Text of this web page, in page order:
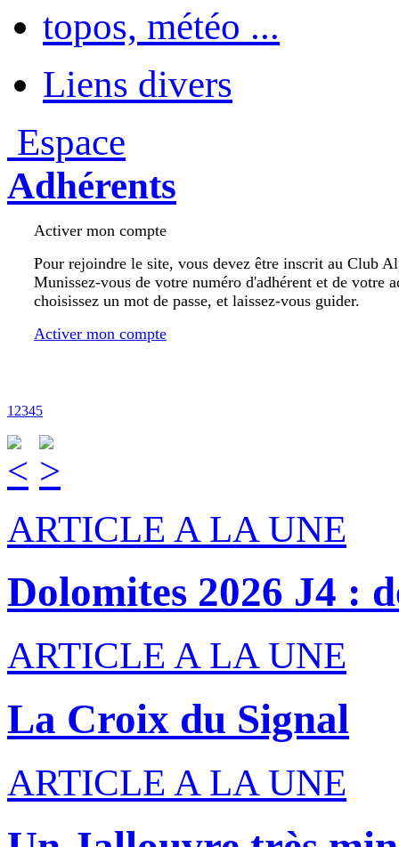
topos, météo ...
Liens divers
Espace
Adhérents
Activer mon compte
Pour rejoindre le site, vous devez être inscrit au Club
Munissez-vous de votre numéro d'adhérent et de votre
choisissez un mot de passe, et laissez-vous guider.
Activer mon compte
1 2345
ARTICLE A LA UNE
Dolomites 2026 J4 :
ARTICLE A LA UNE
La Croix du Signal
ARTICLE A LA UNE